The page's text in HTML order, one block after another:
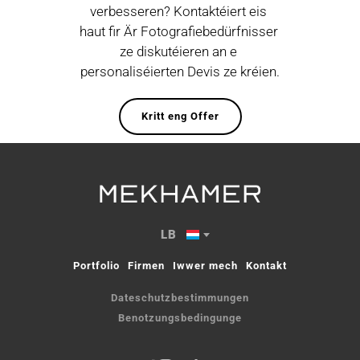
verbesseren? Kontaktéiert eis
haut fir Är Fotografiebedürfnisser
ze diskutéieren an e
personaliséierten Devis ze kréien.
Kritt eng Offer
LB
Portfolio Firmen Iwwer mech Kontakt
Dateschutzbestimmungen
Benotzungsbedingunge